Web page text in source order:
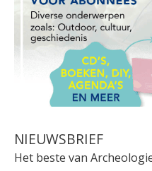
NIEUWSBRIEF
Het beste van